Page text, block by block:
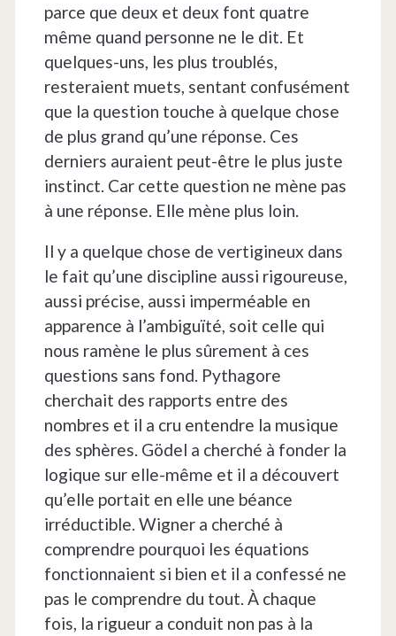
parce que deux et deux font quatre
même quand personne ne le dit. Et
quelques-uns, les plus troublés,
resteraient muets, sentant confusément
que la question touche à quelque chose
de plus grand qu’une réponse. Ces
derniers auraient peut-être le plus juste
instinct. Car cette question ne mène pas
à une réponse. Elle mène plus loin.
Il y a quelque chose de vertigineux dans
le fait qu’une discipline aussi rigoureuse,
aussi précise, aussi imperméable en
apparence à l’ambiguïté, soit celle qui
nous ramène le plus sûrement à ces
questions sans fond. Pythagore
cherchait des rapports entre des
nombres et il a cru entendre la musique
des sphères. Gödel a cherché à fonder la
logique sur elle-même et il a découvert
qu’elle portait en elle une béance
irréductible. Wigner a cherché à
comprendre pourquoi les équations
fonctionnaient si bien et il a confessé ne
pas le comprendre du tout. À chaque
fois, la rigueur a conduit non pas à la